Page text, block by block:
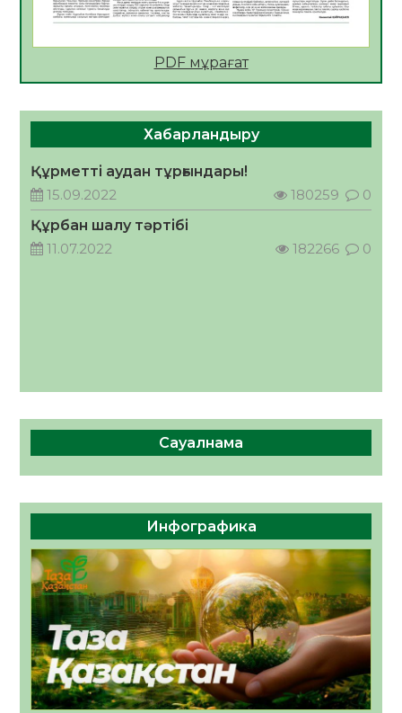
Қазақстан Орталық Азиядағы көшуге ең
азаматтың міндеті
Руслан Рүстемұлы облыс әкімінің
кеңесшісі болып тағайындалды
05.08.2026
59 0
PDF мұрағат
Хабарландыру
Құрметті аудан тұрғындары!
15.09.2022
180259
0
Құрбан шалу тәртібі
11.07.2022
182266 0
Сауалнама
Инфографика